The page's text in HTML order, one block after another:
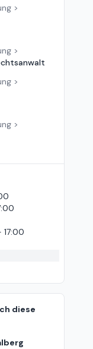
>
>
>
>
diese